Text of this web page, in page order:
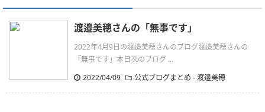
渡邉美穂さんの「無事です」
2022年4月9日の渡邉美穂さんのブログ渡邉美穂さんの
「無事です」本日次のブログ ...
2022/04/09
公式ブログまとめ -渡邉美穂